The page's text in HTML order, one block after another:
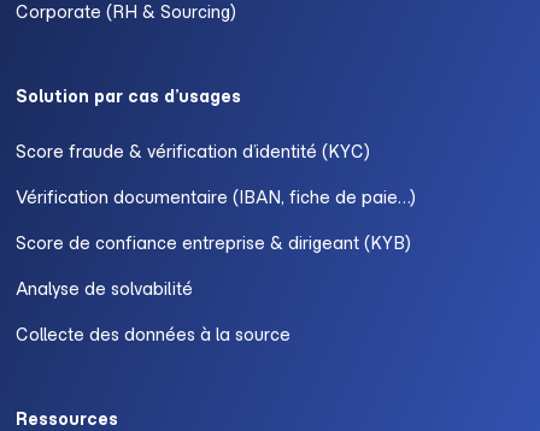
Corporate (RH & Sourcing)
Solution par cas d’usages
Score fraude & vérification d’identité (KYC)
Vérification documentaire (IBAN, fiche de paie…)
Score de confiance entreprise & dirigeant (KYB)
Analyse de solvabilité
Collecte des données à la source
Ressources